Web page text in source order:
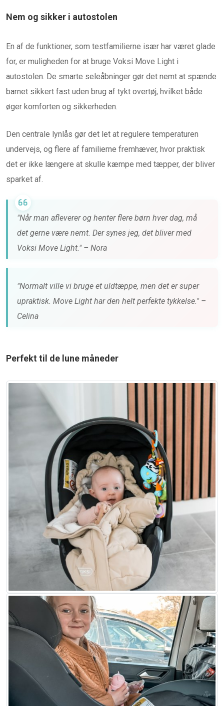
Nem og sikker i autostolen
En af de funktioner, som testfamilierne især har været glade
for, er muligheden for at bruge Voksi Move Light i
autostolen. De smarte seleåbninger gør det nemt at spænde
barnet sikkert fast uden brug af tykt overtøj, hvilket både
øger komforten og sikkerheden.
Den centrale lynlås gør det let at regulere temperaturen
undervejs, og flere af familierne fremhæver, hvor praktisk
det er ikke længere at skulle kæmpe med tæpper, der bliver
sparket af.
"Når man afleverer og henter flere børn hver dag, må
det gerne være nemt. Der synes jeg, det bliver med
Voksi Move Light." – Nora
"Normalt ville vi bruge et uldtæppe, men det er super
upraktisk. Move Light har den helt perfekte tykkelse." –
Celina
Perfekt til de lune måneder